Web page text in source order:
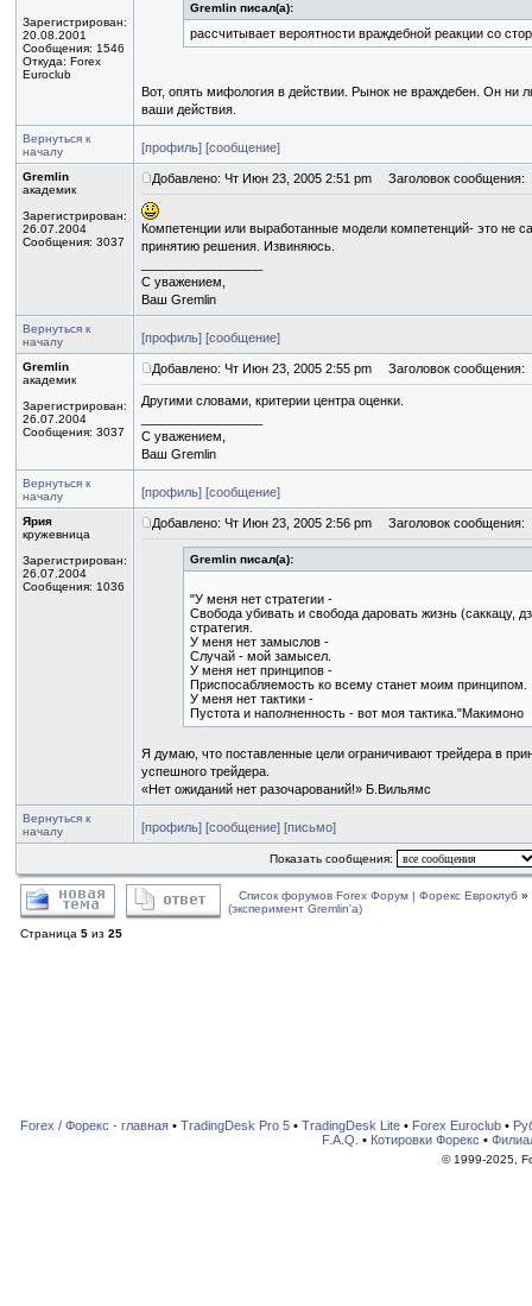
Зарегистрирован:
20.08.2001
Сообщения: 1546
Откуда: Forex
Euroclub
Gremlin писал(а):
рассчитывает вероятности враждебной реакции со
Вот, опять мифология в действии. Рынок не враждебен. Он ни
ваши действия.
Вернуться к
началу
[профиль] [сообщение]
Gremlin
академик
Зарегистрирован:
26.07.2004
Сообщения: 3037
Добавлено: Чт Июн 23, 2005 2:51 pm Заголовок сообщения:
Компетенции или выработанные модели компетенций- это не
принятию решения. Извиняюсь.
С уважением,
Ваш Gremlin
Вернуться к
началу
[профиль] [сообщение]
Gremlin
академик
Зарегистрирован:
26.07.2004
Сообщения: 3037
Добавлено: Чт Июн 23, 2005 2:55 pm Заголовок сообщения:
Другими словами, критерии центра оценки.
С уважением,
Ваш Gremlin
Вернуться к
началу
[профиль] [сообщение]
Ярия
кружевница
Зарегистрирован:
26.07.2004
Сообщения: 1036
Добавлено: Чт Июн 23, 2005 2:56 pm Заголовок сообщения:
Gremlin писал(а):
"У меня нет стратегии -
Свобода убивать и свобода даровать жизнь (саккацу,
стратегия.
У меня нет замыслов -
Случай - мой замысел.
У меня нет принципов -
Приспосабляемость ко всему станет моим принципом.
У меня нет тактики -
Пустота и наполненность - вот моя тактика."Макимоно
Я думаю, что поставленные цели ограничивают трейдера в
успешного трейдера.
«Нет ожиданий нет разочарований!» Б.Вильямс
Вернуться к
началу
[профиль] [сообщение] [письмо]
Показать сообщения:
Список форумов Forex Форум | Форекс Евроклуб »
(эксперимент Gremlin'a)
Страница 5 из 25
Forex / Форекс - главная• TradingDesk Pro 5• TradingDesk Lite• Forex Euroclub•
F.A.Q. • Котировки Форекс •
© 1999-2025,